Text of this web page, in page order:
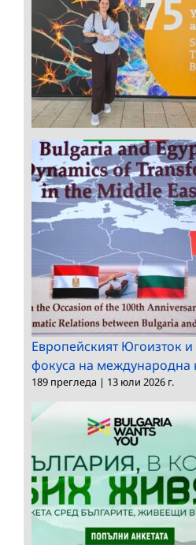
Европейският Югоизток и
фокуса на международна
189 прегледа | 13 юли 2026 г.